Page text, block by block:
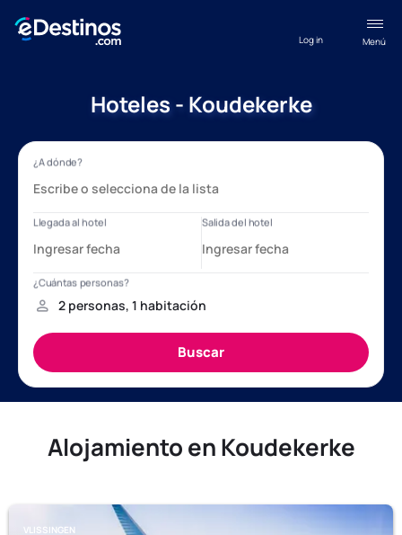
Menú
Log in
Hoteles - Koudekerke
Alojamiento en Koudekerke
VLISSINGEN